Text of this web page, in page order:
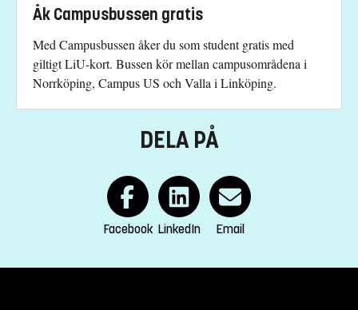
Åk Campusbussen gratis
Med Campusbussen åker du som student gratis med
giltigt LiU-kort. Bussen kör mellan campusområdena i
Norrköping, Campus US och Valla i Linköping.
DELA PÅ
Facebook LinkedIn Email